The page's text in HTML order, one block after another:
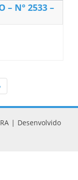
– Nº 2533 –
| Desenvolvido